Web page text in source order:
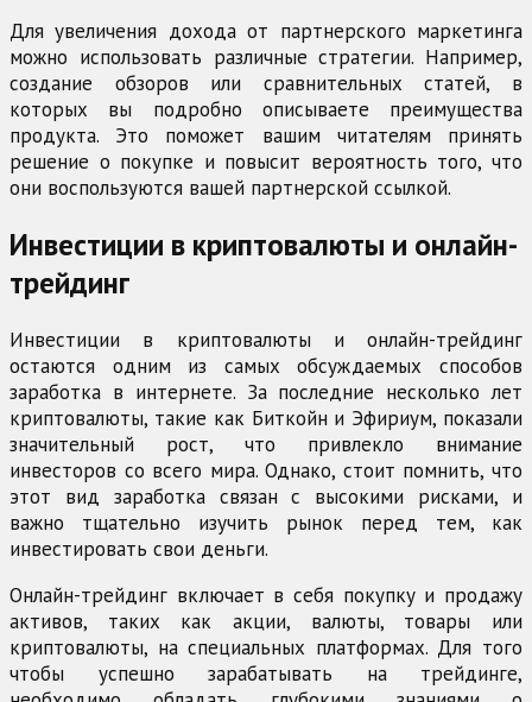
Для увеличения дохода от партнерского маркетинга
можно использовать различные стратегии. Например,
создание обзоров или сравнительных статей, в
которых вы подробно описываете преимущества
продукта. Это поможет вашим читателям принять
решение о покупке и повысит вероятность того, что
они воспользуются вашей партнерской ссылкой.
Инвестиции в криптовалюты и онлайн-
трейдинг
Инвестиции в криптовалюты и онлайн-трейдинг
остаются одним из самых обсуждаемых способов
заработка в интернете. За последние несколько лет
криптовалюты, такие как Биткойн и Эфириум, показали
значительный рост, что привлекло внимание
инвесторов со всего мира. Однако, стоит помнить, что
этот вид заработка связан с высокими рисками, и
важно тщательно изучить рынок перед тем, как
инвестировать свои деньги.
Онлайн-трейдинг включает в себя покупку и продажу
активов, таких как акции, валюты, товары или
криптовалюты, на специальных платформах. Для того
чтобы успешно зарабатывать на трейдинге,